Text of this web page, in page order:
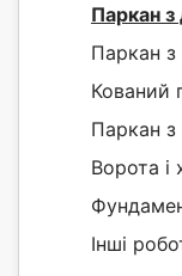
Паркан
Паркан з
Кований
Паркан з
Ворота і
Інші